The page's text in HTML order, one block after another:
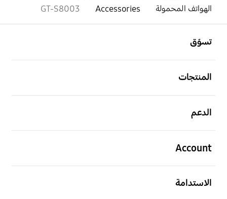
الهواتف المحمولة
Accessories
GT-S8003
تسوّق
المنتجات
الدعم
Account
الاستدامة